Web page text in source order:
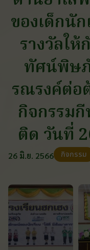
ของเด็กนั
รางวัลใ
ทัศน์พิษ
รณรงค์ต่อ
กิจกรรม
ติด วันที่
26 มิ.ย. 2566 กิจกรรม